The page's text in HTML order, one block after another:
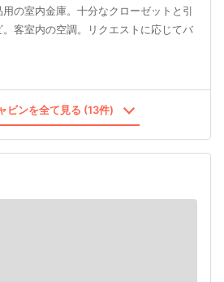
の室内金庫。十分なクローゼットと引
客室内の空調。リクエストに応じてバ
ビンを全て見る (13件)